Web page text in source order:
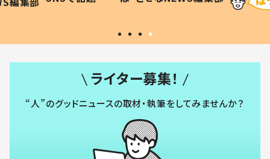
#令和の子
い」
ライター募集！
“人”のグッドニュースの取材・執筆をしてみませんか？